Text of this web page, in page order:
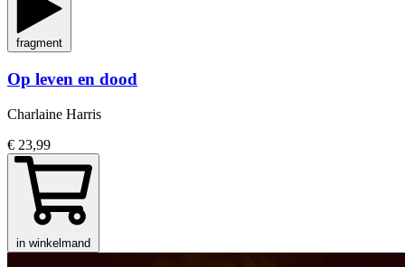
fragment
Op leven en dood
Charlaine Harris
€ 23,99
in winkelmand